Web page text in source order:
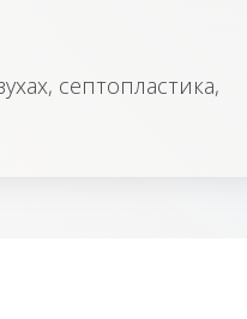
септопластика,